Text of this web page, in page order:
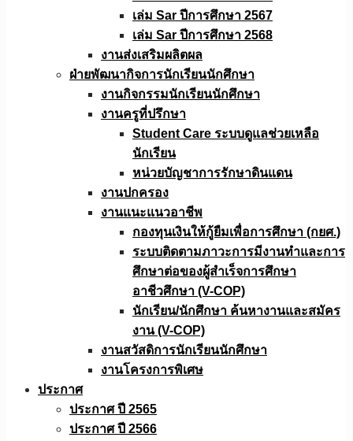
เล่ม Sar ปีการศึกษา 2567
เล่ม Sar ปีการศึกษา 2568
งานส่งเสริมผลิตผล
ฝ่ายพัฒนากิจการนักเรียนนักศึกษา
งานกิจกรรมนักเรียนนักศึกษา
งานครูที่ปรึกษา
Student Care ระบบดูแลช่วยเหลือ
นักเรียน
หน่วยบัญชาการรักษาดินแดน
งานปกครอง
งานแนะแนวอาชีพ
กองทุนเงินให้กู้ยืมเพื่อการศึกษา (กยศ.)
ระบบติดตามภาวะการมีงานทำและการ
ศึกษาต่อของผู้สำเร็จการศึกษา
อาชีวศึกษา (V-COP)
นักเรียน/นักศึกษา ค้นหางานและสมัคร
งาน (V-COP)
งานสวัสดิการนักเรียนนักศึกษา
งานโครงการพิเศษ
ประกาศ
ประกาศ ปี 2565
ประกาศ ปี 2566